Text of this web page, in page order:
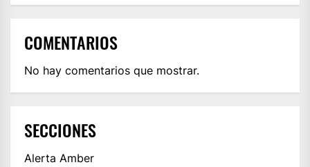
COMENTARIOS
No hay comentarios que mostrar.
SECCIONES
Alerta Amber